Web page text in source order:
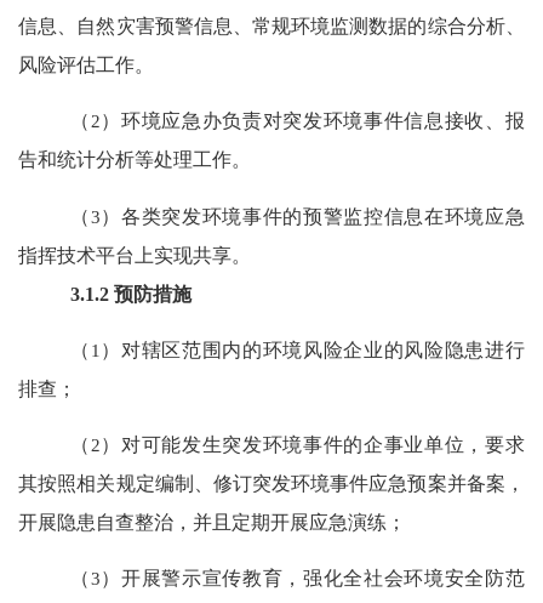
信息、自然灾害预警信息、常规环境监测数据的综合分析、
风险评估工作。
（2）环境应急办负责对突发环境事件信息接收、报
告和统计分析等处理工作。
（3）各类突发环境事件的预警监控信息在环境应急
指挥技术平台上实现共享。
3.1.2预防措施
（ 1 ）对辖区范围内的环境风险企业的风险隐患进行
排查；
（ 2）对可能发生突发环境事件的企事业单位，要求
其按照相关规定编制、修订突发环境事件应急预案并备案，
开展隐患自查整治，并且定期开展应急演练；
（3）开展警示宣传教育，强化全社会环境安全防范